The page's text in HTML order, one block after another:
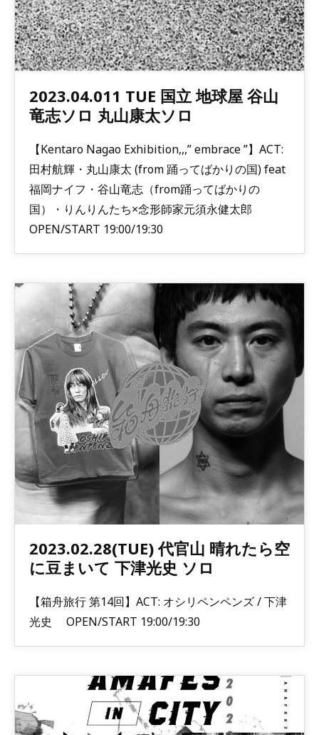
2023.04.011 TUE 国立 地球屋 谷山
竜志ソロ 丸山康太ソロ
【Kentaro Nagao Exhibition,,,” embrace ”】ACT:
田村航輝・丸山康太 (from 踊ってばかりの国) feat
福岡ナイフ・谷山竜志（from踊ってばかりの
国）・りんりんたち×念形師家元須永健太郎
OPEN/START 19:00/19:30
2023.02.28(TUE) 代官山 晴れたら空
に豆まいて 下津光史 ソロ
【箱舟旅行 第14回】ACT: オシリペンペンズ / 下津
光史 OPEN/START 19:00/19:30